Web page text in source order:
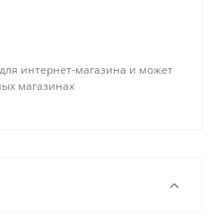
интернет-магазина и может
магазинах